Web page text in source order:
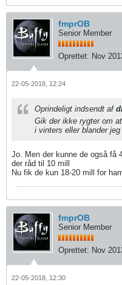
fmprOB
Senior Member
Oprettet: Nov
22-05-2018, 12:24
Oprindeligt indsendt af
Gik der ikke rygter om
i vinters eller blander
Jo. Men der kunne de også få
der råd til 10 mill
Nu fik de kun 18-20 mill for
fmprOB
Senior Member
Oprettet: Nov
22-05-2018, 12:30